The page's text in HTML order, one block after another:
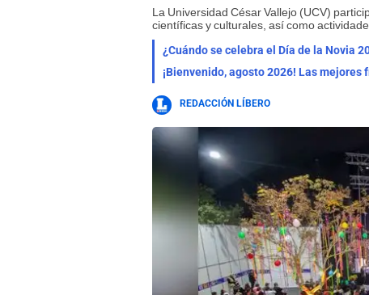
La Universidad César Vallejo (UCV)
científicas y culturales, así como
¿Cuándo se celebra el Día de la Novia
REDACCIÓN LÍBERO